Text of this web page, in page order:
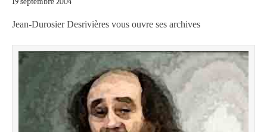
Jean-Durosier Desrivières vous ouvre ses archives